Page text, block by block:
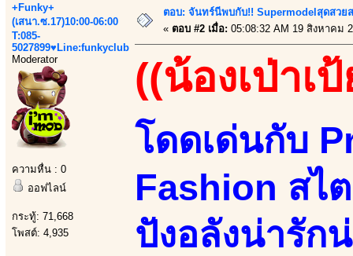
+Funky+
(เสนา.ซ.17)10:00-06:00
T:085-
5027899♥Line:funkyclub
Moderator
ความหื่น : 0
ออฟไลน์
กระทู้: 71,668
โพสต์: 4,935
ตอบ: จันทร์นีพบกับ!! Supermodelสุดสวย
« ตอบ #2 เมื่อ: 05:08:32 AM 19 สิงหาคม
((น้องเป่าเ
โดดเด่นกับ
Fashion สไ
ปังอลังน่ารัก